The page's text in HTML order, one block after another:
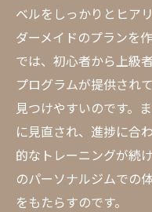
トレーニング
現代のフィッ
矢場町でしか
トレーニング
名古屋パーソナ
目標達成を目指す
個別プラン
トレーナーと
ベルをしっかりとヒア
ダーメイドのプランを
では、初心者から上級
プログラムが提供され
見つけやすいのです。
に見直され、進捗に合
的なトレーニングが続
のパーソナルジムでの
をもたらすのです。